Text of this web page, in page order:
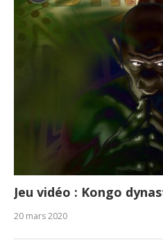
Jeu vidéo : Kongo
20 mars 2020